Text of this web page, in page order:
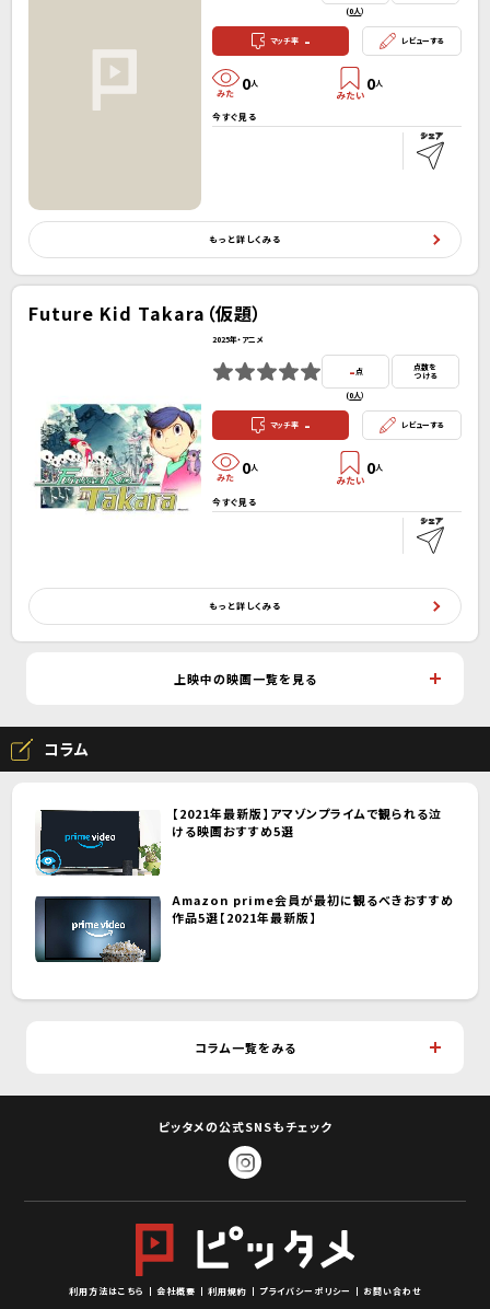
(0人）
マッチ率 - レビューする
0人 0人
今すぐ見る
もっと詳しくみる
Future Kid Takara（仮題）
2025年・アニメ
-点
(0人）
点数を
つける
マッチ率 - レビューする
0人 0人
今すぐ見る
もっと詳しくみる
上映中の映画一覧を見る
コラム
【2021年最新版】アマゾンプライムで観られる泣
ける映画おすすめ5選
Amazon prime会員が最初に観るべきおすすめ
作品5選【2021年最新版】
コラム一覧をみる
ピッタメの公式SNSもチェック
利用方法はこちら 会社概要 利用規約 プライバシーポリシー お問い合わせ